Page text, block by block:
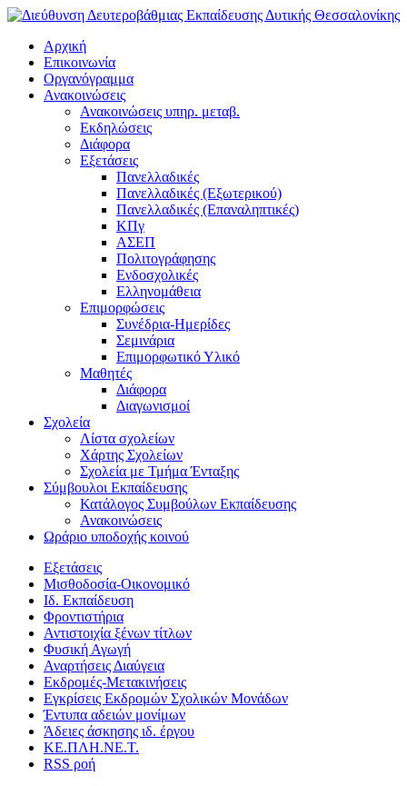
Αρχική
Επικοινωνία
Οργανόγραμμα
Ανακοινώσεις
Ανακοινώσεις υπηρ. μεταβ.
Εκδηλώσεις
Διάφορα
Εξετάσεις
Πανελλαδικές
Πανελλαδικές (Εξωτερικού)
Πανελλαδικές (Επαναληπτικές)
ΚΠγ
ΑΣΕΠ
Πολιτογράφησης
Ενδοσχολικές
Ελληνομάθεια
Επιμορφώσεις
Συνέδρια-Ημερίδες
Σεμινάρια
Επιμορφωτικό Υλικό
Μαθητές
Διάφορα
Διαγωνισμοί
Σχολεία
Λίστα σχολείων
Χάρτης Σχολείων
Σχολεία με Τμήμα Ένταξης
Σύμβουλοι Εκπαίδευσης
Κατάλογος Συμβούλων Εκπαίδευσης
Ανακοινώσεις
Ωράριο υποδοχής κοινού
Εξετάσεις
Μισθοδοσία-Οικονομικό
Ιδ. Εκπαίδευση
Φροντιστήρια
Αντιστοιχία ξένων τίτλων
Φυσική Αγωγή
Αναρτήσεις Διαύγεια
Εκδρομές-Μετακινήσεις
Εγκρίσεις Εκδρομών Σχολικών Μονάδων
Έντυπα αδειών μονίμων
Άδειες άσκησης ιδ. έργου
ΚΕ.ΠΛΗ.ΝΕ.Τ.
RSS ροή